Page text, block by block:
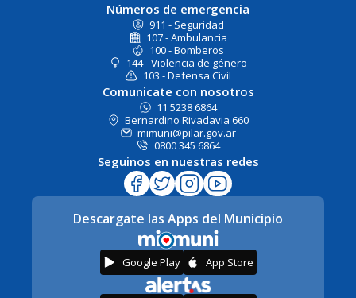
Números de emergencia
911 - Seguridad
107 - Ambulancia
100 - Bomberos
144 - Violencia de género
103 - Defensa Civil
Comunicate con nosotros
11 5238 6864
Bernardino Rivadavia 660
mimuni@pilar.gov.ar
0800 345 6864
Seguinos en nuestras redes
Descargate las Apps del Municipio
Google Play App Store